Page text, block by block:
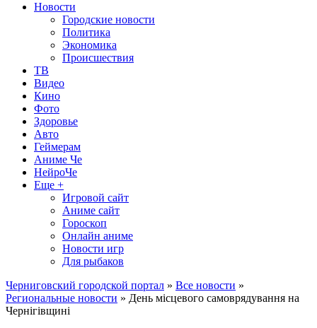
Новости
Городские новости
Политика
Экономика
Происшествия
ТВ
Видео
Кино
Фото
Здоровье
Авто
Геймерам
Аниме Че
НейроЧе
Еще +
Игровой сайт
Аниме сайт
Гороскоп
Онлайн аниме
Новости игр
Для рыбаков
Черниговский городской портал » Все новости »
Региональные новости » День місцевого самоврядування на
Чернігівщині